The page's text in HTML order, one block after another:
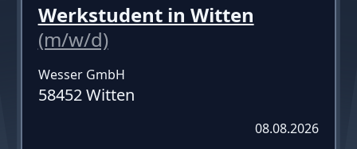
Werkstudent in Witten
(m/w/d)
Wesser GmbH
58452 Witten
08.08.2026